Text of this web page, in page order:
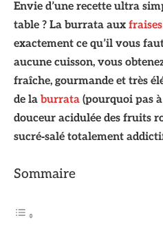
Envie d’une recette ultra
table ? La burrata aux fraises
exactement ce qu’il vous
aucune cuisson, vous
fraîche, gourmande et très
de la burrata (pourquoi pas
douceur acidulée des fruits
sucré‑salé totalement
Sommaire